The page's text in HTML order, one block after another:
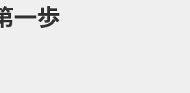
びが成功の秘訣
カウンセリングを重視する理由
セリング体験で得られる安心感
一歩